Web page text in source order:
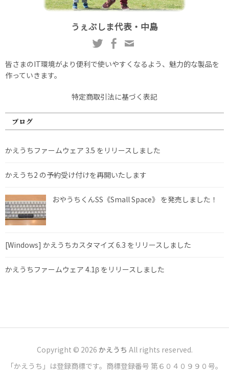
うぇぶしま代表・中島
皆さまのIT環境がより便利で使いやすくなるよう、魅力的な製品を
作っていきます。
特定商取引法に基づく表記
ブログ
かえうちファームウェア 3.5 をリリースしました
かえうち2 の予約受け付けを再開いたします
おやうちくんSS《Small Space》 を発売しました！
[Windows] かえうちカスタマイズ 6.3 をリリースしました
かえうちファームウェア 4.1β をリリースしました
Copyright © 2026 かえうち All rights reserved.
「かえうち」は登録商標です。商標登録番号 第６０４０９９０号。